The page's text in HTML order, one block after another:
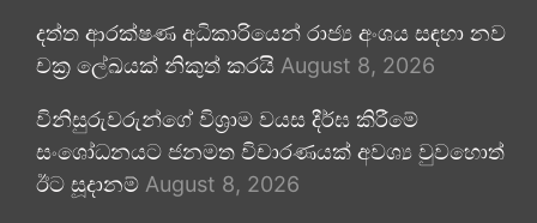
දත්ත ආරක්ෂණ අධිකාරියෙන් රාජ්‍ය අංශය සඳහා නව
චක්‍ර ලේඛයක් නිකුත් කරයි August 8, 2026
විනිසුරුවරුන්ගේ විශ්‍රාම වයස දීර්ඝ කිරීමේ
සංශෝධනයට ජනමත විචාරණයක් අවශ්‍ය වුවහොත්
ඊට සූදානම් August 8, 2026